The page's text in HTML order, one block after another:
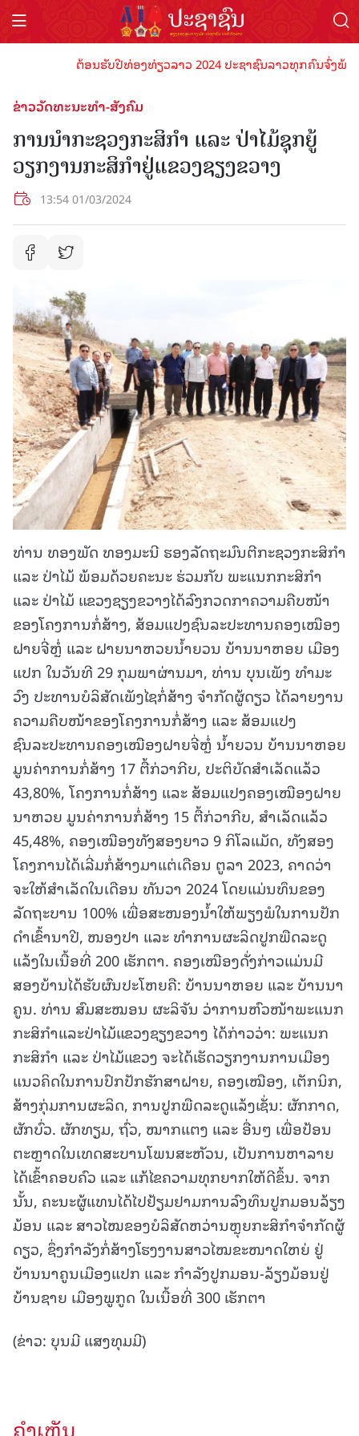
ຕ້ອນຮັບປີທ່ອງທ່ຽວລາວ 2024 ປະຊາຊົນລາວທຸກຄົນຈົ່ງພ້ອ
ຂ່າວວັດທະນະທຳ-ສັງຄົມ
ການນໍາກະຊວງກະສິກຳ ແລະ ປ່າໄມ້ຊຸກຍູ້
ວຽກງານກະສິກຳຢູ່ແຂວງຊຽງຂວາງ
13:54 01/03/2024
ທ່ານ ທອງພັດ ທອງມະນີ ຮອງລັດຖະມົນຕີກະຊວງກະສິກຳ
ແລະ ປ່າໄມ້ ພ້ອມດ້ວຍຄະນະ ຮ່ວມກັບ ພະແນກກະສິກຳ
ແລະ ປ່າໄມ້ ແຂວງຊຽງຂວາງໄດ້ລົງກວດກາຄວາມຄືບໜ້າ
ຂອງໂຄງການກໍ່ສ້າງ, ສ້ອມແປງຊົນລະປະທານຄອງເໝືອງ
ຝາຍຈີ່ຫຼໍ່ ແລະ ຝາຍນາຫວຍນ້ຳຍວນ ບ້ານນາຫອຍ ເມືອງ
ແປກ ໃນວັນທີ 29 ກຸມພາຜ່ານມາ, ທ່ານ ບຸນເພັງ ທຳມະ
ວົງ ປະທານບໍລິສັດເພັງໄຊກໍ່ສ້າງ ຈຳກັດຜູ້ດຽວ ໄດ້ລາຍງານ
ຄວາມຄືບໜ້າຂອງໂຄງການກໍ່ສ້າງ ແລະ ສ້ອມແປງ
ຊົນລະປະທານຄອງເໝືອງຝາຍຈີ່ຫຼໍ່ ນ້ຳຍວນ ບ້ານນາຫອຍ
ມູນຄ່າການກໍ່ສ້າງ 17 ຕື້ກ່ວາກີບ, ປະຕິບັດສຳເລັດແລ້ວ
43,80%, ໂຄງການກໍ່ສ້າງ ແລະ ສ້ອມແປງຄອງເໝືອງຝາຍ
ນາຫວຍ ມູນຄ່າການກໍ່ສ້າງ 15 ຕື້ກ່ວາກີບ, ສຳເລັດແລ້ວ
45,48%, ຄອງເໝືອງທັງສອງຍາວ 9 ກິໂລແມັດ, ທັງສອງ
ໂຄງການໄດ້ເລີ່ມກໍ່ສ້າງມາແຕ່ເດືອນ ຕູລາ 2023, ຄາດວ່າ
ຈະໃຫ້ສຳເລັດໃນເດືອນ ທັນວາ 2024 ໂດຍແມ່ນທຶນຂອງ
ລັດຖະບານ 100% ເພື່ອສະໜອງນ້ຳໃຫ້ພຽງພໍໃນການປັກ
ດຳເຂົ້ານາປີ, ໜອງປາ ແລະ ທຳການຜະລິດປູກພືດລະດູ
ແລ້ງໃນເນື້ອທີ່ 200 ເຮັກຕາ. ຄອງເໝືອງດັ່ງກ່າວແມ່ນມີ
ສອງບ້ານໄດ້ຮັບຜົນປະໂຫຍຄື: ບ້ານນາຫອຍ ແລະ ບ້ານນາ
ຄູນ. ທ່ານ ສົມສະໝອນ ຜະລິຈັນ ວ່າການຫົວໜ້າພະແນກ
ກະສິກຳແລະປ່າໄມ້ແຂວງຊຽງຂວາງ ໄດ້ກ່າວວ່າ: ພະແນກ
ກະສິກຳ ແລະ ປ່າໄມ້ແຂວງ ຈະໄດ້ເຮັດວຽກງານການເມືອງ
ແນວຄິດໃນການປົກປັກຮັກສາຝາຍ, ຄອງເໝືອງ, ເຕັກນິກ,
ສ້າງກຸ່ມການຜະລິດ, ການປູກພືດລະດູແລ້ງເຊັ່ນ: ຜັກກາດ,
ຜັກບົ່ວ. ຜັກທຽມ, ຖົ່ວ, ໝາກແຕງ ແລະ ອື່ນໆ ເພື່ອປ້ອນ
ຕະຫຼາດໃນເທດສະບານໂພນສະຫັວນ, ເປັນການຫາລາຍ
ໄດ້ເຂົ້າຄອບຄົວ ແລະ ແກ້ໄຂຄວາມທຸກຍາກໃຫ້ດີຂຶ້ນ. ຈາກ
ນັ້ນ, ຄະນະຜູ້ແທນໄດ້ໄປຢ້ຽມຢາມການລົງທຶນປູກມອນລ້ຽງ
ມ້ອນ ແລະ ສາວໄໝຂອງບໍລິສັດຫວ່ານຫຼຸຍກະສິກຳຈຳກັດຜູ້
ດຽວ, ຊຶ່ງກຳລັງກໍ່ສ້າງໂຮງງານສາວໄໝຂະໜາດໃຫຍ່ ຢູ່
ບ້ານນາຄູນເມືອງແປກ ແລະ ກຳລັງປູກມອນ-ລ້ຽງມ້ອນຢູ່
ບ້ານຊາຍ ເມືອງພູກູດ ໃນເນື້ອທີ່ 300 ເຮັກຕາ
(ຂ່າວ: ບຸນມີ ແສງທຸມມີ)
ຄໍາເຫັນ